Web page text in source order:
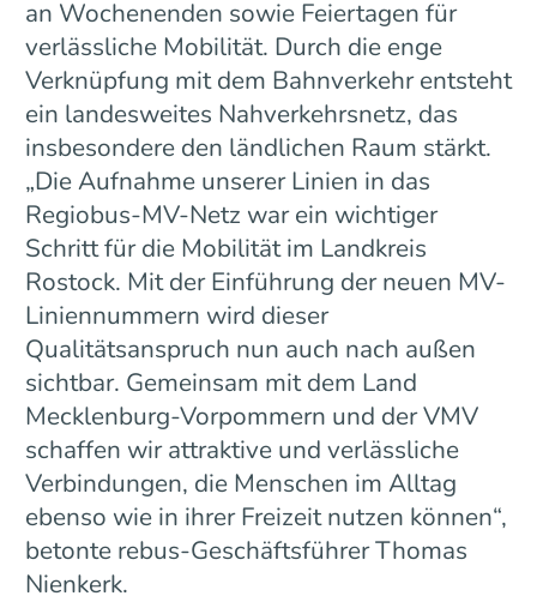
an Wochenenden sowie Feiertagen für
verlässliche Mobilität. Durch die enge
Verknüpfung mit dem Bahnverkehr entsteht
ein landesweites Nahverkehrsnetz, das
insbesondere den ländlichen Raum stärkt.
„Die Aufnahme unserer Linien in das
Regiobus-MV-Netz war ein wichtiger
Schritt für die Mobilität im Landkreis
Rostock. Mit der Einführung der neuen MV-
Liniennummern wird dieser
Qualitätsanspruch nun auch nach außen
sichtbar. Gemeinsam mit dem Land
Mecklenburg-Vorpommern und der VMV
schaffen wir attraktive und verlässliche
Verbindungen, die Menschen im Alltag
ebenso wie in ihrer Freizeit nutzen können“,
betonte rebus-Geschäftsführer Thomas
Nienkerk.